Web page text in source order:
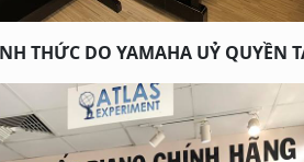
THỨC DO YAMAHA UỶ QUYỀN